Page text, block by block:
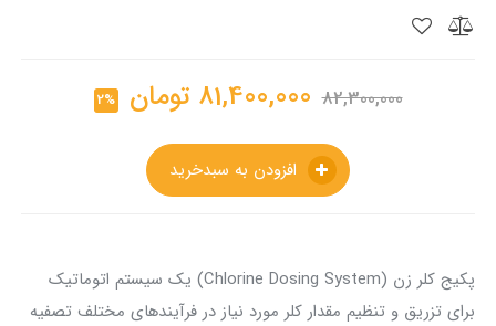
82,300,000
81,400,000 تومان 2%
پکیج کلر زن (Chlorine Dosing System) یک سیستم اتوماتیک
برای تزریق و تنظیم مقدار کلر مورد نیاز در فرآیندهای مختلف تصفیه